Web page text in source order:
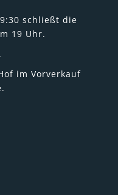
schließt die
19 Uhr.
im Vorverkauf